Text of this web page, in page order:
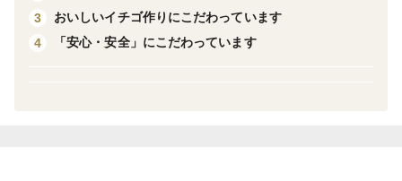
ぺ、ベリーポップすず、ベリーポップはるひ、みくの
か、おいCベリー、ほしうらら、スターナイト、のんほ
3
おいしいイチゴ作りにこだわっています
4
「安心・安全」にこだわっています